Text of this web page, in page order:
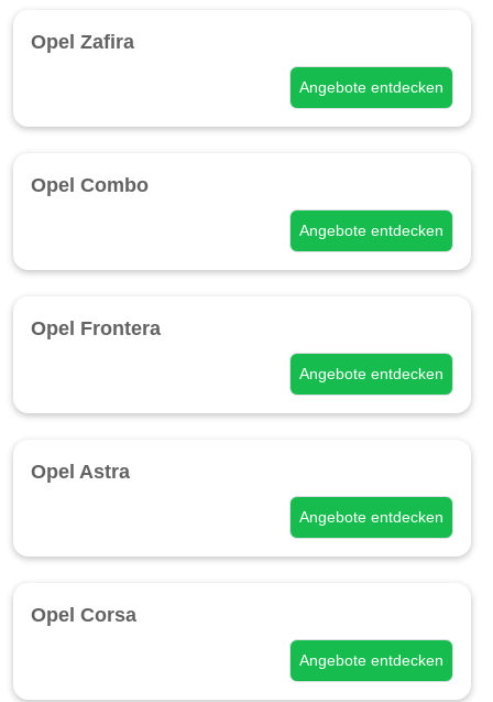
Opel Zafira
Angebote entdecken
Opel Combo
Angebote entdecken
Opel Frontera
Angebote entdecken
Opel Astra
Angebote entdecken
Opel Corsa
Angebote entdecken